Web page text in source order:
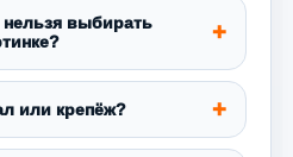
выбирать
или крепёж?